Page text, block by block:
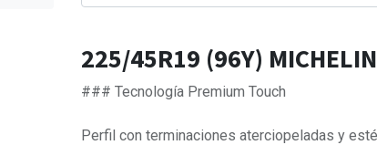
225/45R19 (96Y)
### Tecnología Premium Touch
Perfil con terminaciones aterciopeladas y